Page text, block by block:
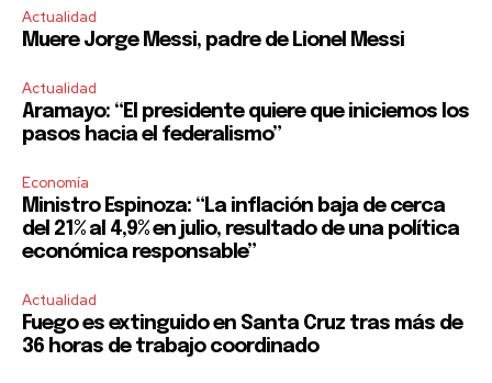
Actualidad
Muere Jorge Messi, padre de Lionel Messi
Actualidad
Aramayo: “El presidente quiere que iniciemos los
pasos hacia el federalismo”
Economía
Ministro Espinoza: “La inflación baja de cerca
del 21% al 4,9% en julio, resultado de una política
económica responsable”
Actualidad
Fuego es extinguido en Santa Cruz tras más de
36 horas de trabajo coordinado